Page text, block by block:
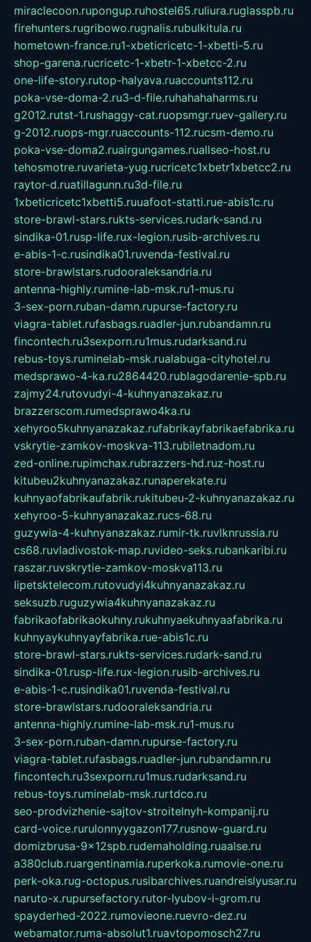
miraclecoon.rupongup.ruhostel65.ruliura.ruglasspb.ru
firehunters.rugribowo.rugnalis.rubulkitula.ru
hometown-france.ru1-xbeticricetc-1-xbetti-5.ru
shop-garena.rucricetc-1-xbetr-1-xbetcc-2.ru
one-life-story.rutop-halyava.ruaccounts112.ru
poka-vse-doma-2.ru3-d-file.ruhahahaharms.ru
g2012.rutst-1.rushaggy-cat.ruopsmgr.ruev-gallery.ru
g-2012.ruops-mgr.ruaccounts-112.rucsm-demo.ru
poka-vse-doma2.ruairgungames.ruallseo-host.ru
tehosmotre.ruvarieta-yug.rucricetc1xbetr1xbetcc2.ru
raytor-d.ruatillagunn.ru3d-file.ru
1xbeticricetc1xbetti5.ruuafoot-statti.rue-abis1c.ru
store-brawl-stars.rukts-services.rudark-sand.ru
sindika-01.rusp-life.rux-legion.rusib-archives.ru
e-abis-1-c.rusindika01.ruvenda-festival.ru
store-brawlstars.rudooraleksandria.ru
antenna-highly.rumine-lab-msk.ru1-mus.ru
3-sex-porn.ruban-damn.rupurse-factory.ru
viagra-tablet.rufasbags.ruadler-jun.rubandamn.ru
fincontech.ru3sexporn.ru1mus.rudarksand.ru
rebus-toys.ruminelab-msk.rualabuga-cityhotel.ru
medsprawo-4-ka.ru2864420.rublagodarenie-spb.ru
zajmy24.rutovudyi-4-kuhnyanazakaz.ru
brazzerscom.rumedsprawo4ka.ru
xehyroo5kuhnyanazakaz.rufabrikayfabrikaefabrika.ru
vskrytie-zamkov-moskva-113.rubiletnadom.ru
zed-online.rupimchax.rubrazzers-hd.ruz-host.ru
kitubeu2kuhnyanazakaz.runaperekate.ru
kuhnyaofabrikaufabrik.rukitubeu-2-kuhnyanazakaz.ru
xehyroo-5-kuhnyanazakaz.rucs-68.ru
guzywia-4-kuhnyanazakaz.rumir-tk.ruvlknrussia.ru
cs68.ruvladivostok-map.ruvideo-seks.rubankaribi.ru
raszar.ruvskrytie-zamkov-moskva113.ru
lipetsktelecom.rutovudyi4kuhnyanazakaz.ru
seksuzb.ruguzywia4kuhnyanazakaz.ru
fabrikaofabrikaokuhny.rukuhnyaekuhnyaafabrika.ru
kuhnyaykuhnyayfabrika.rue-abis1c.ru
store-brawl-stars.rukts-services.rudark-sand.ru
sindika-01.rusp-life.rux-legion.rusib-archives.ru
e-abis-1-c.rusindika01.ruvenda-festival.ru
store-brawlstars.rudooraleksandria.ru
antenna-highly.rumine-lab-msk.ru1-mus.ru
3-sex-porn.ruban-damn.rupurse-factory.ru
viagra-tablet.rufasbags.ruadler-jun.rubandamn.ru
fincontech.ru3sexporn.ru1mus.rudarksand.ru
rebus-toys.ruminelab-msk.rurtdco.ru
seo-prodvizhenie-sajtov-stroitelnyh-kompanij.ru
card-voice.rurulonnyygazon177.rusnow-guard.ru
domizbrusa-9x12spb.rudemaholding.ruaalse.ru
a380club.ruargentinamia.ruperkoka.rumovie-one.ru
perk-oka.rug-octopus.rusibarchives.ruandreislyusar.ru
naruto-x.rupursefactory.rutor-lyubov-i-grom.ru
spayderhed-2022.rumovieone.ruevro-dez.ru
webamator.ruma-absolut1.ruavtopomosch27.ru